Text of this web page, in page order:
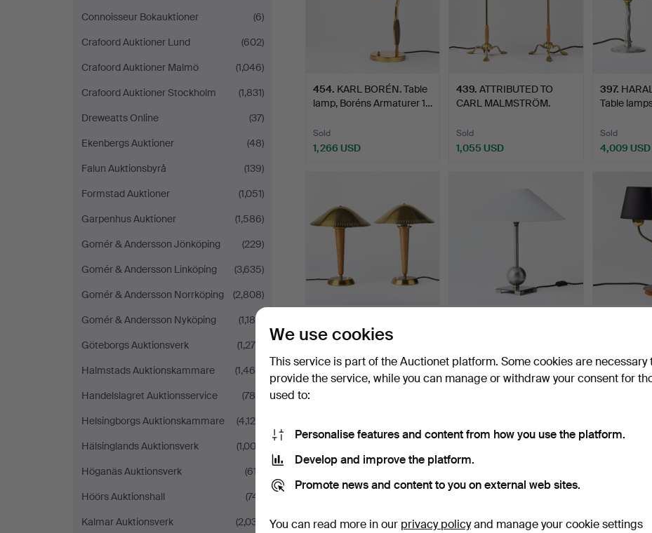
Connoisseur Bokauktioner
(6)
Crafoord Auktioner Lund
(602)
Crafoord Auktioner Malmö
(1,046)
Crafoord Auktioner Stockholm
(1,831)
Dreweatts Online
(37)
Ekenbergs Auktioner
(48)
Falun Auktionsbyrå
(139)
Formstad Auktioner
(1,051)
Garpenhus Auktioner
(1,586)
Gomér & Andersson Jönköping
(229)
Gomér & Andersson Linköping
(3,635)
Gomér & Andersson Norrköping
(2,808)
Gomér & Andersson Nyköping
(1,188)
Göteborgs Auktionsverk
(1,276)
Halmstads Auktionskammare
(1,468)
Handelslagret Auktionsservice
(786)
Helsingborgs Auktionskammare
(4,126)
Hälsinglands Auktionsverk
(1,003)
Höganäs Auktionsverk
(617)
Höörs Auktionshall
(741)
Kalmar Auktionsverk
(2,037)
454. KARL BORÉN. Table
lamp, Boréns Armaturer 1…
Sold
1,266 USD
439. ATTRIBUTED TO
CARL MALMSTRÖM.
Sold
1,055 USD
397.
Table
Sold
4,009 USD
pair, 1940s, model A …
Sold
1,266 USD
Table l…
Sold
633 USD
Sold
1,055 USD
We use cookies
This service is part of the Auctionet platform. Some cookies are necessary
provide the service, while you can manage or withdraw your consent for
used to:
Personalise features and content from how you use the platform.
Develop and improve the platform.
Promote news and content to you on external web sites.
You can read more in our privacy policyand manage your cookie settings